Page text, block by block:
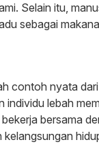
Selain itu,
sebagai
contoh nyata
individu lebah
bersama
kelangsungan